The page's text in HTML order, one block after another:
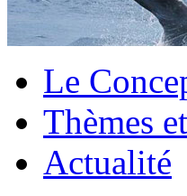
Le
Thèmes
Actualité